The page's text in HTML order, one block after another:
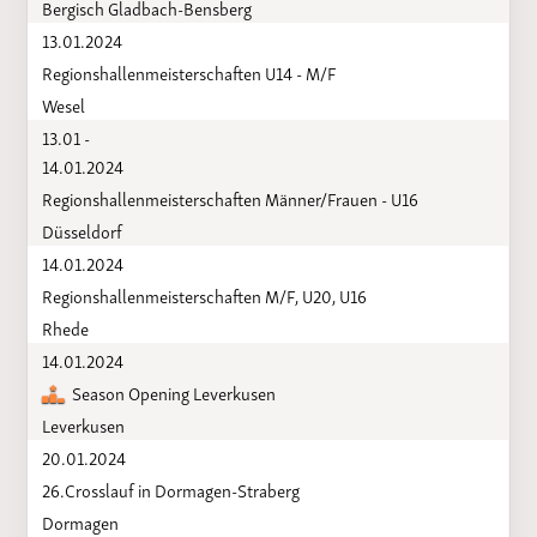
Bergisch Gladbach-Bensberg
13.01.2024
Regionshallenmeisterschaften U14 - M/F
Wesel
13.01 -
14.01.2024
Regionshallenmeisterschaften Männer/Frauen - U16
Düsseldorf
14.01.2024
Regionshallenmeisterschaften M/F, U20, U16
Rhede
14.01.2024
Season Opening Leverkusen
Leverkusen
20.01.2024
26.Crosslauf in Dormagen-Straberg
Dormagen